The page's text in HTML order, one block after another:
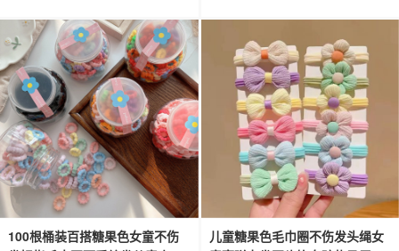
100根桶装百搭糖果色女童不伤
儿童糖果色毛巾圈不伤发头绳女